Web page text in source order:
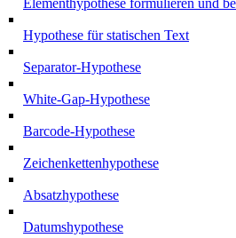
Elementhypothese formulieren und
Hypothese für statischen Text
Separator-Hypothese
White-Gap-Hypothese
Barcode-Hypothese
Zeichenkettenhypothese
Absatzhypothese
Datumshypothese